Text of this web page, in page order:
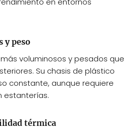
y peso
voluminosos y pesados que
Su chasis de plástico
constante, aunque requiere
estanterías.
térmica